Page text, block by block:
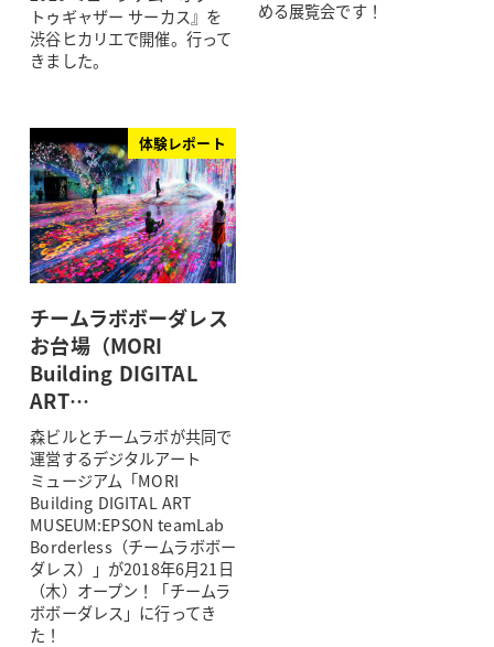
トゥギャザー サーカス』を
渋谷ヒカリエで開催。行って
きました。
める展覧会です！
体験レポート
チームラボボーダレス
お台場（MORI
Building DIGITAL
ART…
森ビルとチームラボが共同で
運営するデジタルアート
ミュージアム「MORI
Building DIGITAL ART
MUSEUM:EPSON teamLab
Borderless（チームラボボー
ダレス）」が2018年6月21日
（木）オープン！「チームラ
ボボーダレス」に行ってき
た！